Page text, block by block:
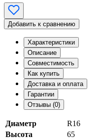
Добавить к сравнению
Характеристики
Описание
Совместимость
Как купить
Доставка и оплата
Гарантии
Отзывы (0)
Диаметр
R16
Высота
65